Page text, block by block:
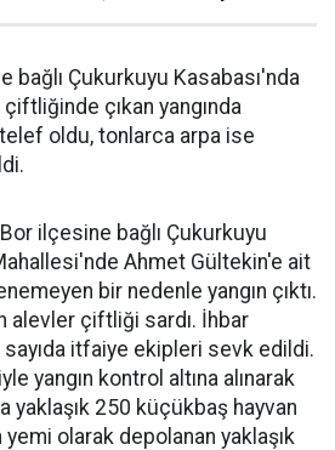
bağlı Çukurkuyu Kasabası'nda
çıkan yangında
oldu, tonlarca arpa ise
ilçesine bağlı Çukurkuyu
Ahmet Gültekin'e ait
bir nedenle yangın çıktı.
alevler çiftliği sardı. İhbar
itfaiye ekipleri sevk edildi.
yangın kontrol altına alınarak
yaklaşık 250 küçükbaş hayvan
olarak depolanan yaklaşık